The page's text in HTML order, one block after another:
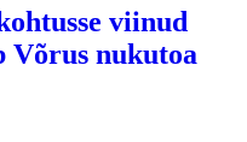
viinud
Võrus nukutoa